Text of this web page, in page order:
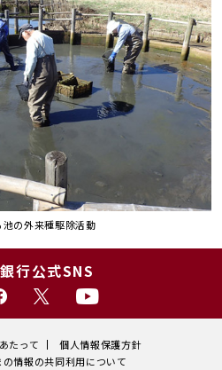
の外来種駆除活動
行公式SNS
たって
個人情報保護方針
情報の共同利用について